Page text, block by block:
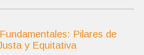
Pilares de
y Equitativa